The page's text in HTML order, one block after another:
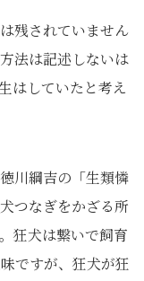
残されていません
法は記述しないは
はしていたと考え
川綱吉の「生類憐
つなぎをかざる所
狂犬は繋いで飼育
ですが、狂犬が狂